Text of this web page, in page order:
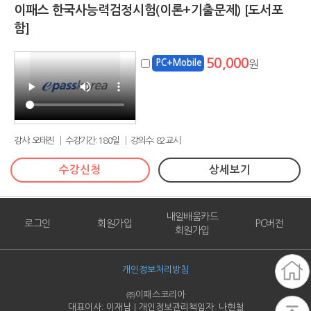
이패스 한국사능력검정시험(이론+기출문제) [도서포
함]
PC+Mobile 50,000원
강사: 오태진 │ 수강기간: 180일 │ 강의수: 82교시
수강신청 상세보기
로그인 회원가입
내일배움카드
회원가입
PC버전
개인정보처리방침
㈜이패스코리아
대표이사: 이재남 | 개인정보관리책임자: 나현철